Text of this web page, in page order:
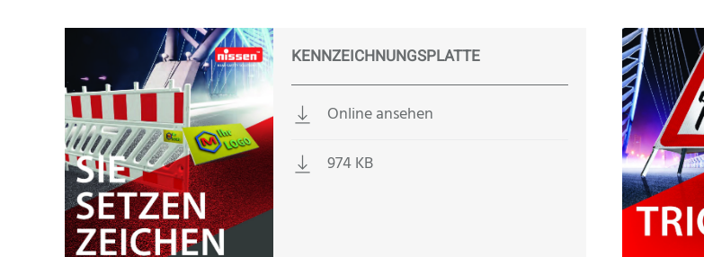
KENNZEICHNUNGSPLATTE
Online ansehen
974 KB